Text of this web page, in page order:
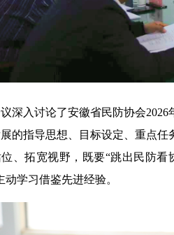
深入讨论了安徽省民防协会
的指导思想、目标设定、重点
、拓宽视野，既要“跳出民防
动学习借鉴先进经验。